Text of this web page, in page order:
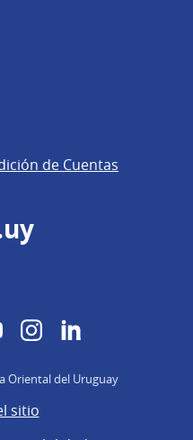
de Cuentas
YouTubeInstagram
Oriental del Uruguay
sitio